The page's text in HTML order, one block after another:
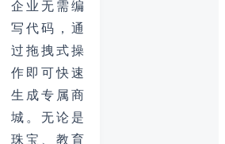
企业无需编
写代码，通
过拖拽式操
作即可快速
生成专属商
城。无论是
珠宝、教育